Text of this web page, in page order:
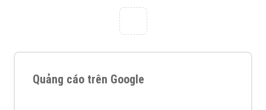
Quảng cáo trên Google